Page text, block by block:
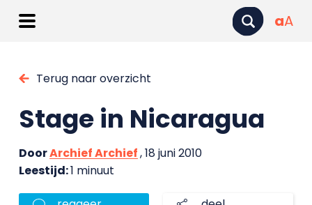
aA
Terug naar overzicht
Stage in Nicaragua
DoorArchief Archief, 18 juni 2010
Leestijd:1 minuut